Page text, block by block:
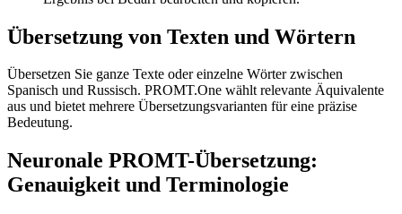
Übersetzung von Texten und Wörtern
Übersetzen Sie ganze Texte oder einzelne Wörter zwischen
Spanisch und Russisch. PROMT.One wählt relevante Äquivalente
aus und bietet mehrere Übersetzungsvarianten für eine präzise
Bedeutung.
Neuronale PROMT-Übersetzung:
Genauigkeit und Terminologie